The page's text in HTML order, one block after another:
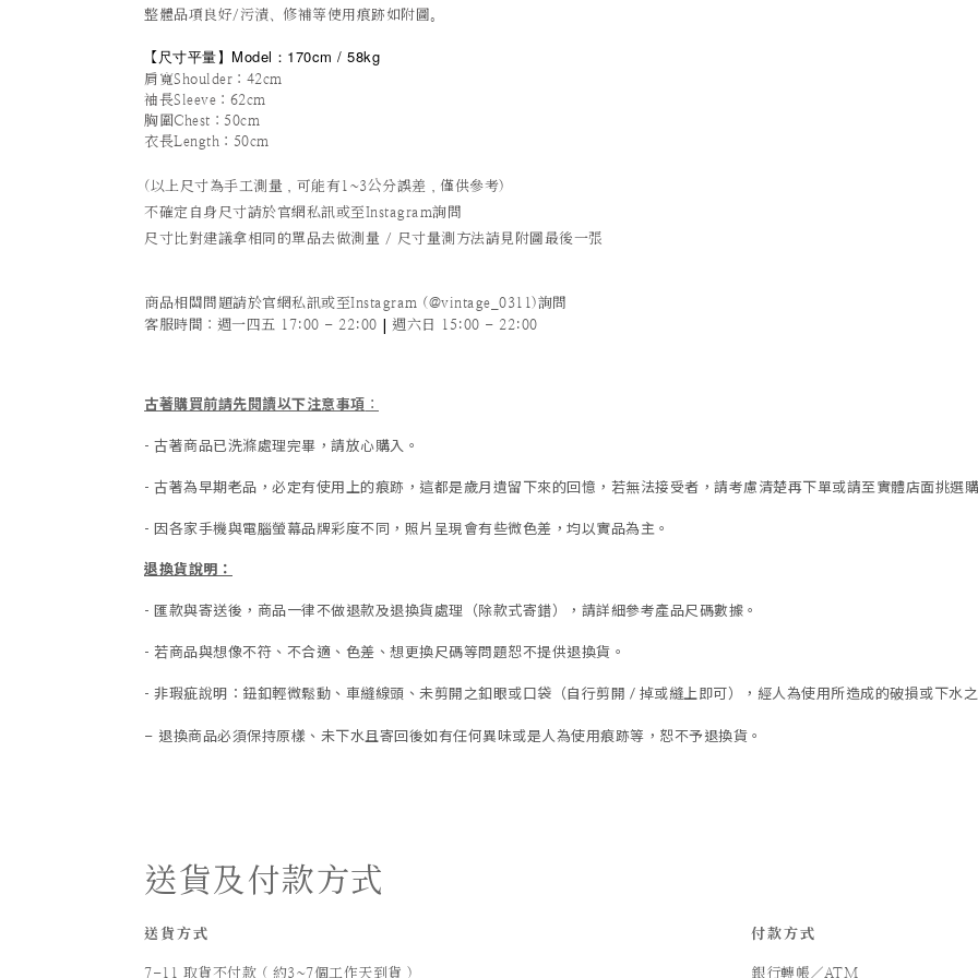
整體品項良好/污漬、修補等使用痕跡如附圖。
【 尺寸平量】 Model：170cm / 58kg
肩寬Shoulder：42cm
袖長Sleeve：62cm
胸圍Chest：50cm
衣長Length：50cm
(以上尺寸為手工測量，可能有1~3公分誤差，僅供參考)
不確定自身尺寸請於官網私訊或至Instagram詢問
尺寸比對建議拿相同的單品去做測量 / 尺寸量測方法請見附圖最後一張
商品相關問題請於官網私訊或至Instagram (@vintage_0311)詢問
客服時間 ：週一四五 17:00 - 22:00 | 週六日 15:00 - 22:00
古著購買前請先閱讀以下注意事項 ：
- 古著商品已洗滌處理完畢，請放心購入。
- 古著為早期老品，必定有使用上的痕跡，這都是歲月遺留下來的回憶，若無法接受者，請考慮清楚再下單或請至實體店面挑選
- 因各家手機與電腦螢幕品牌彩度不同，照片呈現會有些微色差，均以實品為主。
退換貨說明：
- 匯款與寄送後，商品一律不做退款及退換貨處理（除款式寄錯）， 請詳細參考產品尺碼數據 。
- 若商品與想像不符、不合適、色差、想更換尺碼等問題恕不提供退換貨。
- 非瑕疵說明：鈕釦輕微鬆動、車縫線頭、未剪開之釦眼或口袋（自行剪開 / 掉或縫上即可），經人為使用所造成的破損或下水
- 退換商品必須保持原樣、未下水且寄回後如有任何異味或是人為使用痕跡等 ， 恕不予退換貨。
送貨及付款方式
送貨方式
7-11 取貨不付款 ( 約3~7個工作天到貨 )
付款方式
銀行轉帳／ATM